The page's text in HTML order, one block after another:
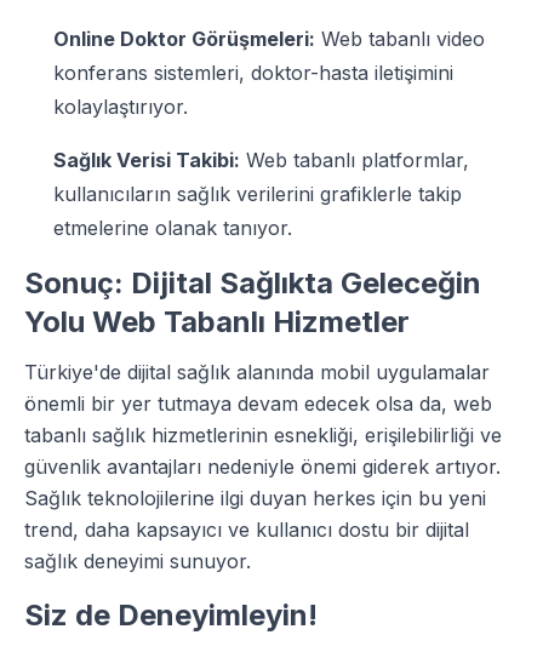
Online Doktor Görüşmeleri: Web tabanlı video
konferans sistemleri, doktor-hasta iletişimini
kolaylaştırıyor.
Sağlık Verisi Takibi: Web tabanlı platformlar,
kullanıcıların sağlık verilerini grafiklerle takip
etmelerine olanak tanıyor.
Sonuç: Dijital Sağlıkta Geleceğin
Yolu Web Tabanlı Hizmetler
Türkiye'de dijital sağlık alanında mobil uygulamalar
önemli bir yer tutmaya devam edecek olsa da, web
tabanlı sağlık hizmetlerinin esnekliği, erişilebilirliği ve
güvenlik avantajları nedeniyle önemi giderek artıyor.
Sağlık teknolojilerine ilgi duyan herkes için bu yeni
trend, daha kapsayıcı ve kullanıcı dostu bir dijital
sağlık deneyimi sunuyor.
Siz de Deneyimleyin!